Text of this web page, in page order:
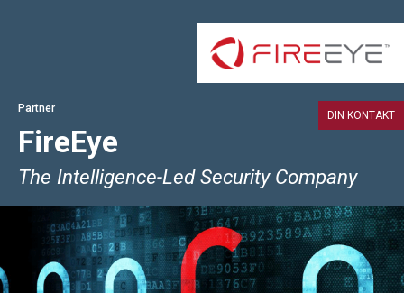
Partner
FireEye
The Intelligence-Led Security Company
DIN KONTAKT